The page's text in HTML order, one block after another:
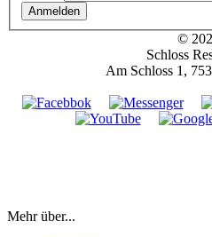
Anmelden
©
Schloss
Am Schloss 1,
Mehr über...